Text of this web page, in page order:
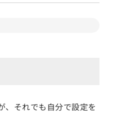
それでも自分で設定を